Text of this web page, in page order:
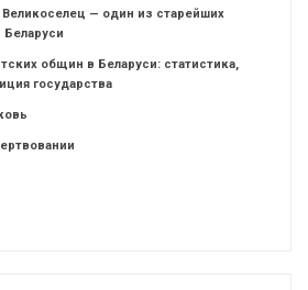
— один из старейших
Беларуси
общин в Беларуси: статистика,
государства